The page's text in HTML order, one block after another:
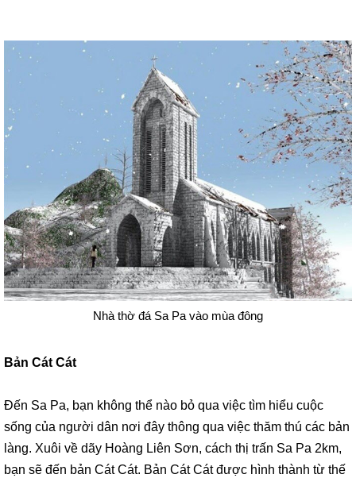
Nhà thờ đá Sa Pa vào mùa đông
Bản Cát Cát
Đến Sa Pa, bạn không thể nào bỏ qua việc tìm hiểu cuộc
sống của người dân nơi đây thông qua việc thăm thú các bản
làng. Xuôi về dãy Hoàng Liên Sơn, cách thị trấn Sa Pa 2km,
bạn sẽ đến bản Cát Cát. Bản Cát Cát được hình thành từ thế